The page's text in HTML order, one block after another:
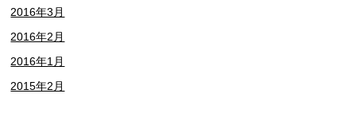
2016年3月
2016年2月
2016年1月
2015年2月